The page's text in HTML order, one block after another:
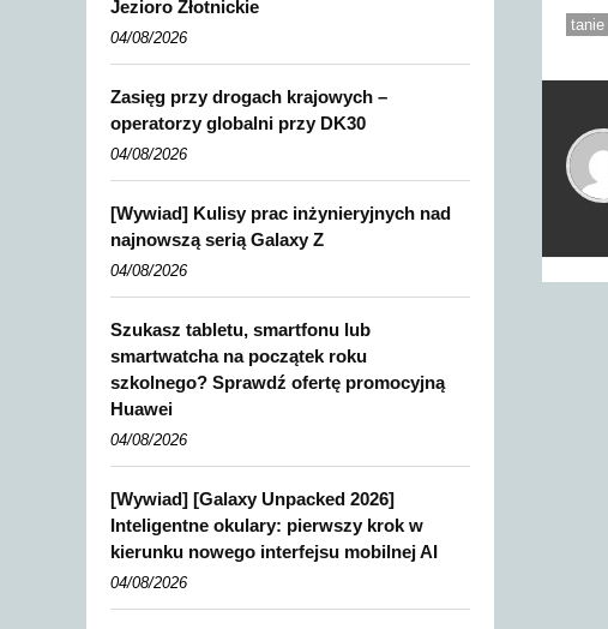
Jezioro Złotnickie
04/08/2026
Zasięg przy drogach krajowych –
operatorzy globalni przy DK30
04/08/2026
[Wywiad] Kulisy prac inżynieryjnych nad
najnowszą serią Galaxy Z
04/08/2026
Szukasz tabletu, smartfonu lub
smartwatcha na początek roku
szkolnego? Sprawdź ofertę promocyjną
Huawei
04/08/2026
[Wywiad] [Galaxy Unpacked 2026]
Inteligentne okulary: pierwszy krok w
kierunku nowego interfejsu mobilnej AI
04/08/2026